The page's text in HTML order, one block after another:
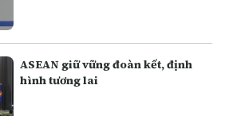
ASEAN giữ vững đoàn kết, định
hình tương lai